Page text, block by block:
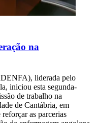
na
liderada pelo
iniciou esta segunda-
de trabalho na
de Cantábria, em
as parcerias